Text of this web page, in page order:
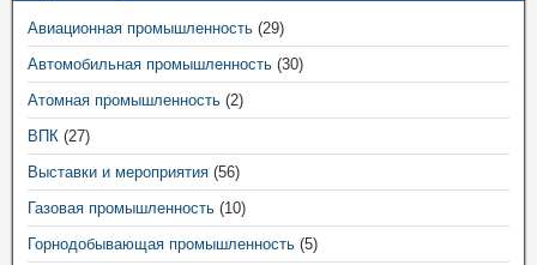
Авиационная промышленность (29)
Автомобильная промышленность (30)
Атомная промышленность (2)
ВПК (27)
Выставки и мероприятия (56)
Газовая промышленность (10)
Горнодобывающая промышленность (5)